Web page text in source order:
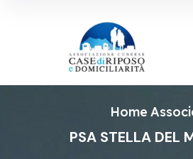
Home
PSA STELLA DEL